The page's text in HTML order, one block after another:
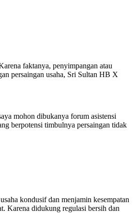
faktanya, penyimpangan atau
persaingan usaha, Sri Sultan HB X
mohon dibukanya forum asistensi
berpotensi timbulnya persaingan tidak
kondusif dan menjamin kesempatan
Karena didukung regulasi bersih dan